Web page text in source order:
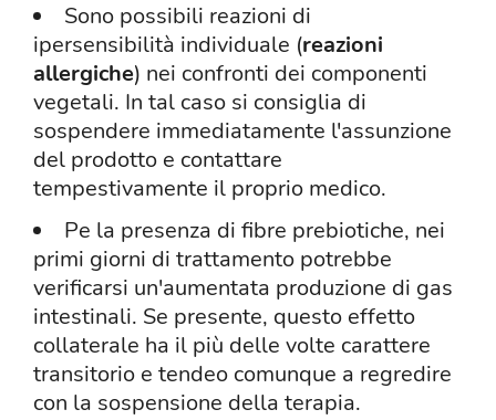
Sono possibili reazioni di
ipersensibilità individuale (reazioni
allergiche) nei confronti dei componenti
vegetali. In tal caso si consiglia di
sospendere immediatamente l'assunzione
del prodotto e contattare
tempestivamente il proprio medico.
Pe la presenza di fibre prebiotiche, nei
primi giorni di trattamento potrebbe
verificarsi un'aumentata produzione di gas
intestinali. Se presente, questo effetto
collaterale ha il più delle volte carattere
transitorio e tendeo comunque a regredire
con la sospensione della terapia.